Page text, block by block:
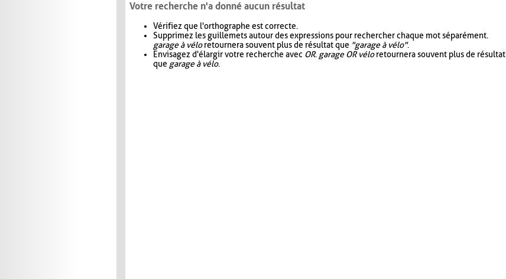
Votre recherche n'a donné aucun résultat
Vérifiez que l'orthographe est correcte.
Supprimez les guillemets autour des expressions pour rechercher chaque mot séparément.
garage à véloretournera souvent plus de résultat que "garage à vélo".
Envisagez d'élargir votre recherche avec OR. garage OR véloretournera souvent plus de résultat
que garage à vélo.